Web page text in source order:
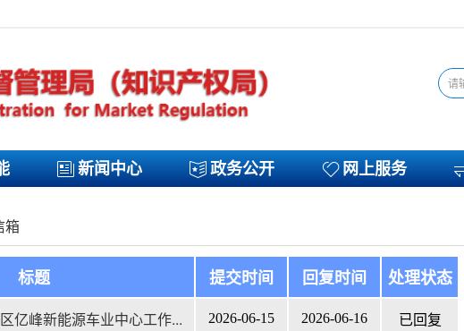
新闻中心 政务公开 网上服务
箱
标题 提交时间 回复时间 处理状态
亿峰新能源车业中心工作... 2026-06-15 2026-06-16 已回复